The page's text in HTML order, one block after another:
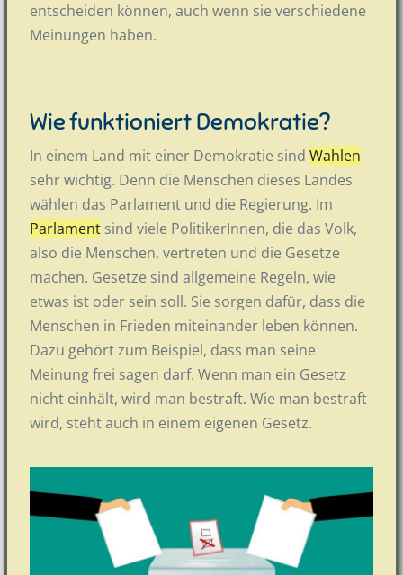
entscheiden können, auch wenn sie verschiedene
Meinungen haben.
Wie funktioniert Demokratie?
In einem Land mit einer Demokratie sind Wahlen
sehr wichtig. Denn die Menschen dieses Landes
wählen das Parlament und die Regierung. Im
Parlament sind viele PolitikerInnen, die das Volk,
also die Menschen, vertreten und die Gesetze
machen. Gesetze sind allgemeine Regeln, wie
etwas ist oder sein soll. Sie sorgen dafür, dass die
Menschen in Frieden miteinander leben können.
Dazu gehört zum Beispiel, dass man seine
Meinung frei sagen darf. Wenn man ein Gesetz
nicht einhält, wird man bestraft. Wie man bestraft
wird, steht auch in einem eigenen Gesetz.